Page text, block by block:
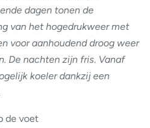
dagen tonen de
van het hogedrukweer met
voor aanhoudend droog weer
De nachten zijn fris. Vanaf
koeler dankzij een
de voet